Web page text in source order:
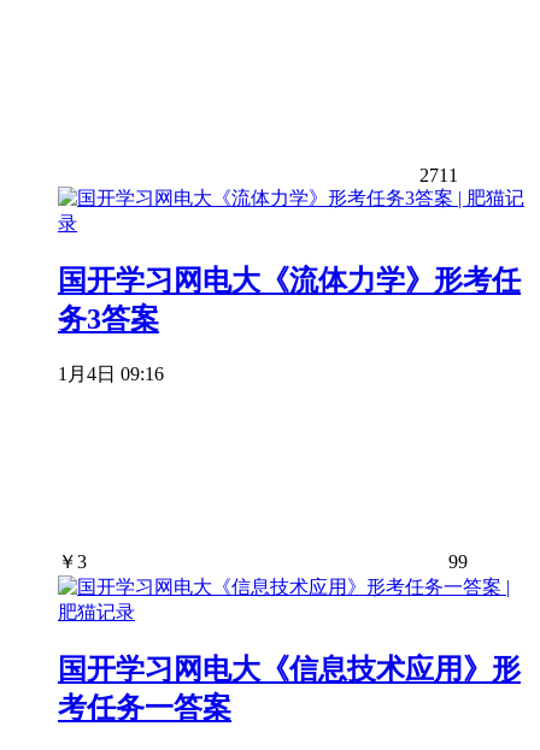
2711
国开学习网电大《流体力学》形考任
务3答案
1月4日 09:16
￥3 99
国开学习网电大《信息技术应用》形
考任务一答案